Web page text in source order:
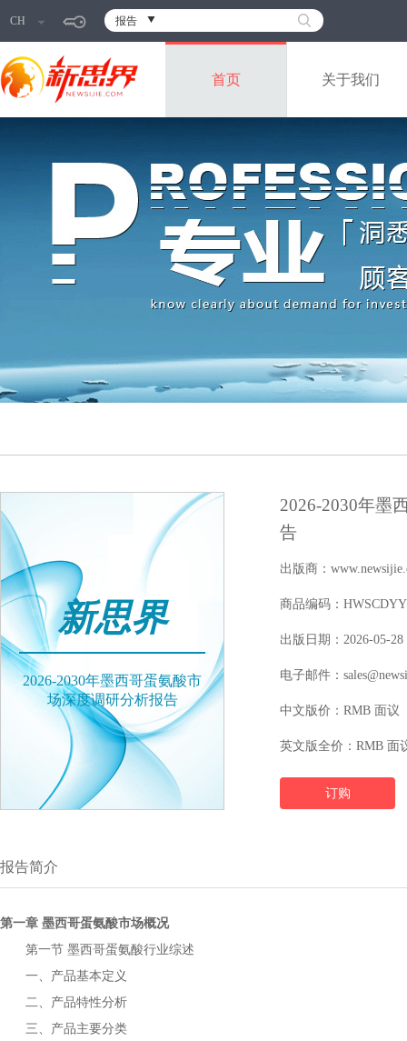
CH 报告
首页 关于我们
新思界
2026-2030年墨西哥蛋氨酸市
场深度调研分析报告
2026-2030年墨
告
出版商：
商品编码：
出版日期：2026-05-28
电子邮件：
中文版价：RMB 面议
英文版全价：RMB 面
订购
报告简介
第一章 墨西哥蛋氨酸市场概况
第一节 墨西哥蛋氨酸行业综述
一、产品基本定义
二、产品特性分析
三、产品主要分类